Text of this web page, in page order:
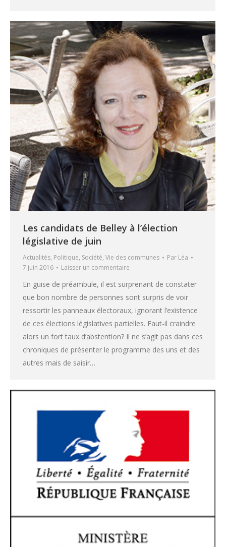
Les candidats de Belley à l’élection
législative de juin
Actualités, Politique, Société, Vie des communes Par Léa
7 juin 2016
Laisser un commentaire
En guise de préambule, il est surprenant de constater
que bon nombre de personnes sont surpris de voir
ressortir les panneaux électoraux, ignorant l’existence
de ces élections législatives partielles. Faut-il craindre
alors un fort taux d’abstention? Il ne s’agit pas dans ces
chroniques de présenter le programme des uns et des
autres mais de saisir…